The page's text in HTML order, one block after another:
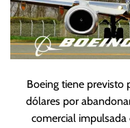
Boeing tiene previsto
dólares por
comercial